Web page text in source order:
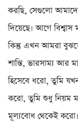
করছি, সেগুলো
দিয়েছে। আগে
কিন্তু এখন আমরা
শান্তি, ভারসাম্য আর
হিসেবে ধরো, তুমি
করো, তুমি শুধু নিয়ম
মূল্যবোধ থেকেই